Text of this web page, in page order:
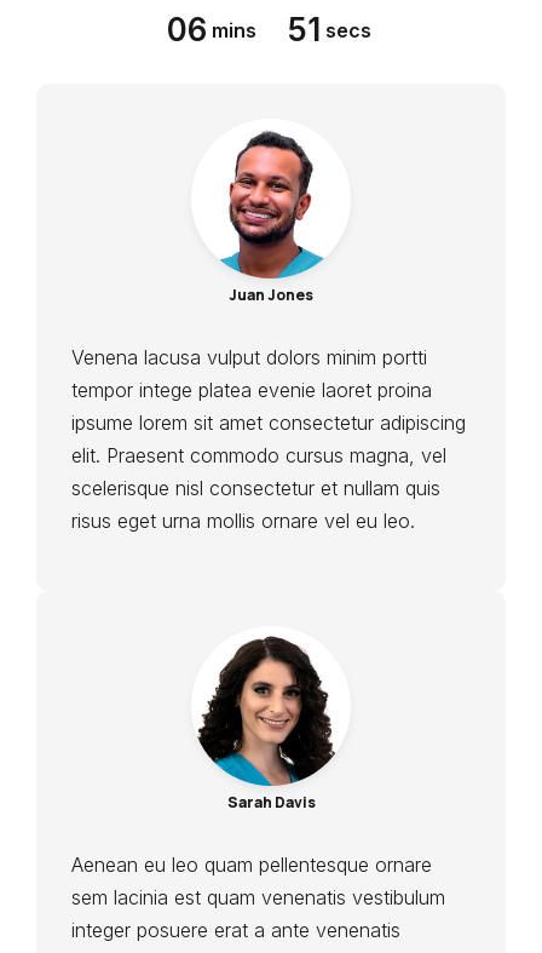
06 mins 50 secs
Juan Jones
Venena lacusa vulput dolors minim portti
tempor intege platea evenie laoret proina
ipsume lorem sit amet consectetur adipiscing
elit. Praesent commodo cursus magna, vel
scelerisque nisl consectetur et nullam quis
risus eget urna mollis ornare vel eu leo.
Sarah Davis
Aenean eu leo quam pellentesque ornare
sem lacinia est quam venenatis vestibulum
integer posuere erat a ante venenatis